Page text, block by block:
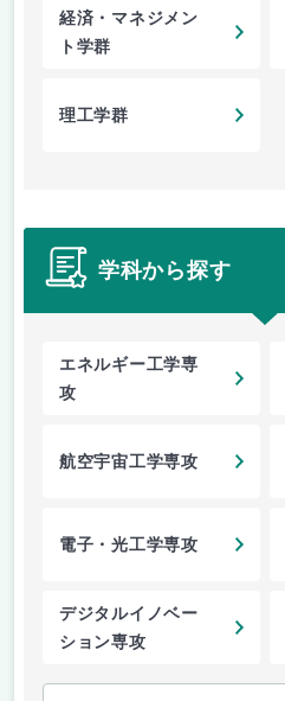
経済・マネジメン
ト学群
理工学群
学科から探す
エネルギー工学専
攻
航空宇宙工学専攻
電子・光工学専攻
デジタルイノベー
ション専攻